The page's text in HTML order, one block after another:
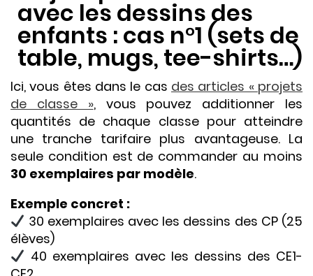
avec les dessins des
enfants : cas n°1 (sets de
table, mugs, tee-shirts…)
Ici, vous êtes dans le cas des articles « projets
de classe », vous pouvez additionner les
quantités de chaque classe pour atteindre
une tranche tarifaire plus avantageuse. La
seule condition est de commander au moins
30 exemplaires par modèle.
Exemple concret :
30 exemplaires avec les dessins des CP (25
élèves)
40 exemplaires avec les dessins des CE1-